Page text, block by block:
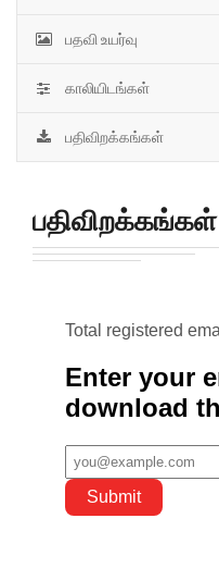
பதவி உயர்வு
காலியிடங்கள்
பதிவிறக்கங்கள்
பதிவிறக்கங்கள்